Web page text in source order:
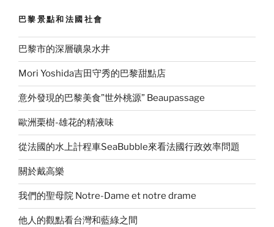
巴黎景點和法國社會
巴黎市的深層礦泉水井
Mori Yoshida吉田守秀的巴黎甜點店
意外發現的巴黎美食”世外桃源” Beaupassage
歐洲栗樹-雄花的精液味
從法國的水上計程車SeaBubble來看法國行政效率問題
關於戴高樂
我們的聖母院 Notre-Dame et notre drame
他人的觀點看台灣和藍綠之間